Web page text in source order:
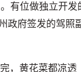
有位做独立开发
政府签发的驾照
，黄花菜都凉透